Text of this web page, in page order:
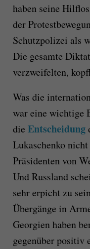
haben seine
der
Schutzpolizei als
Die gesamte
verzweifelten,
Was die
war eine wichtige
die Entscheidung
Lukaschenko
Präsidenten von
Und Russland
sehr erpicht zu
Übergänge in
Georgien haben
gegenüber positiv